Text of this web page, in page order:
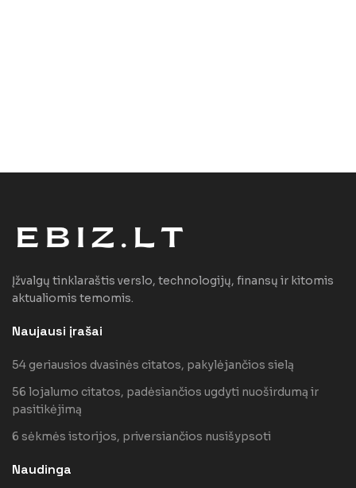
Įžvalgų tinklaraštis verslo, technologijų, finansų ir kitomis
aktualiomis temomis.
Naujausi įrašai
54 geriausios dvasinės citatos, pakylėjančios sielą
56 lojalumo citatos, padėsiančios ugdyti nuoširdumą ir
pasitikėjimą
6 sėkmės istorijos, priversiančios nusišypsoti
Naudinga